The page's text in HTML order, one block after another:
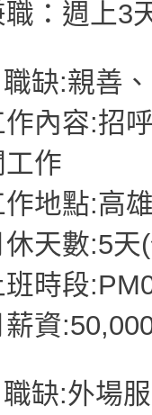
職：週上3
缺:親善
作內容:招
工作
作地點:高
休天數:5天
班時段
薪資
缺:外場